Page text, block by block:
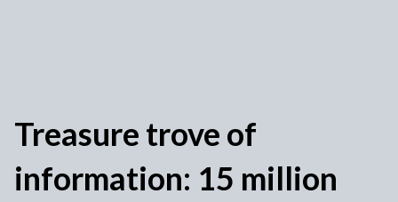
Treasure trove of
information: 15 million